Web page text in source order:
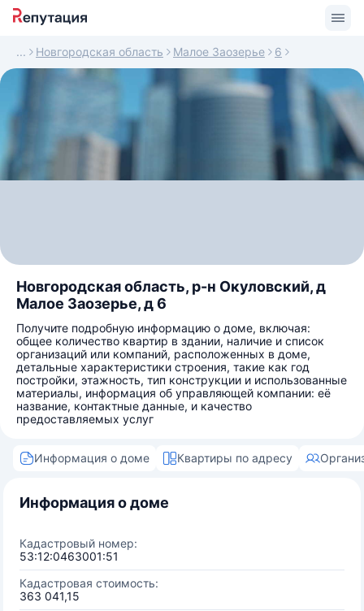
Новгородская область Малое Заозерье 6
Новгородская область, р-н Окуловский, д
Малое Заозерье, д 6
Получите подробную информацию о доме, включая:
общее количество квартир в здании, наличие и список
организаций или компаний, расположенных в доме,
детальные характеристики строения, такие как год
постройки, этажность, тип конструкции и использованные
материалы, информация об управляющей компании: её
название, контактные данные, и качество
предоставляемых услуг
Информация о доме Квартиры по адресу
Информация о доме
Кадастровый номер:
53:12:0463001:51
Кадастровая стоимость:
363 041,15